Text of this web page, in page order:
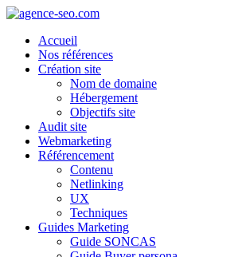
Accueil
Nos références
Création site
Nom de domaine
Hébergement
Objectifs site
Audit site
Webmarketing
Référencement
Contenu
Netlinking
UX
Techniques
Guides Marketing
Guide SONCAS